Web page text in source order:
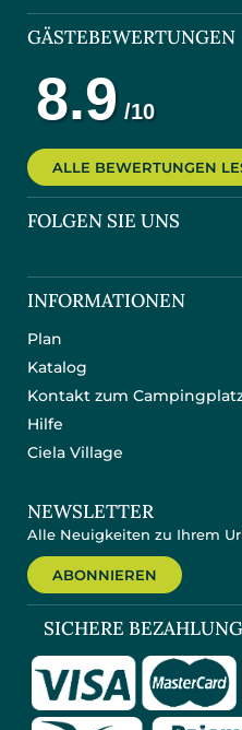
GÄSTEBEWERTUNGEN
ALLE BEWERTUNGEN
FOLGEN SIE UNS
INFORMATIONEN
Plan
Katalog
Kontakt zum
Hilfe
Ciela Village
NEWSLETTER
Alle Neuigkeiten zu Ihrem
ABONNIEREN
SICHERE BEZAHLUNG